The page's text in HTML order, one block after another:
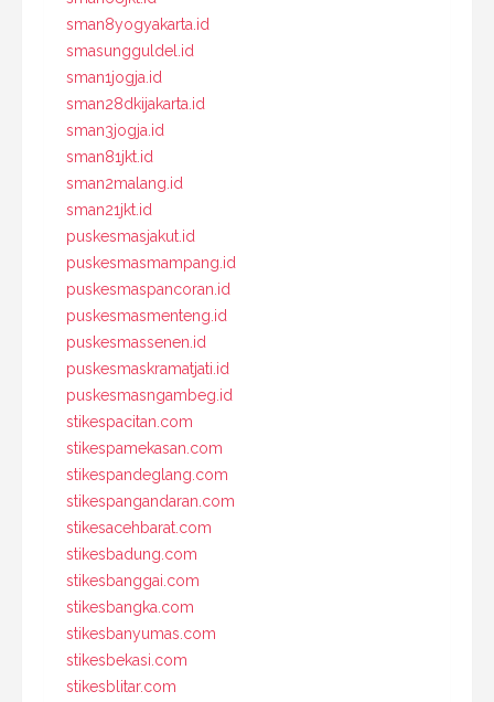
sman8yogyakarta.id
smasungguldel.id
sman1jogja.id
sman28dkijakarta.id
sman3jogja.id
sman81jkt.id
sman2malang.id
sman21jkt.id
puskesmasjakut.id
puskesmasmampang.id
puskesmaspancoran.id
puskesmasmenteng.id
puskesmassenen.id
puskesmaskramatjati.id
puskesmasngambeg.id
stikespacitan.com
stikespamekasan.com
stikespandeglang.com
stikespangandaran.com
stikesacehbarat.com
stikesbadung.com
stikesbanggai.com
stikesbangka.com
stikesbanyumas.com
stikesbekasi.com
stikesblitar.com